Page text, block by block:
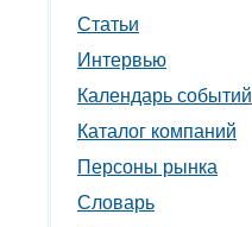
Статьи
Интервью
Календарь событий
Каталог компаний
Персоны рынка
Словарь